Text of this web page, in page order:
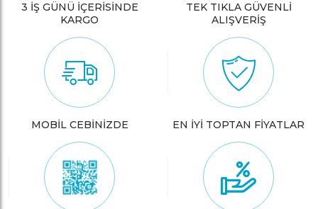
3 İŞ GÜNÜ İÇERİSİNDE
KARGO
TEK TIKLA GÜVENLİ
ALIŞVERİŞ
MOBİL CEBİNİZDE EN İYİ TOPTAN FİYATLAR